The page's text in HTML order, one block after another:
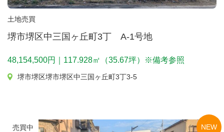
土地売買
堺市堺区中三国ヶ丘町3丁 A-1号地
48,154,500円｜117.928㎡（35.67坪）※備考参照
堺市堺区堺市堺区中三国ヶ丘町3丁3-5
売買中 NEW